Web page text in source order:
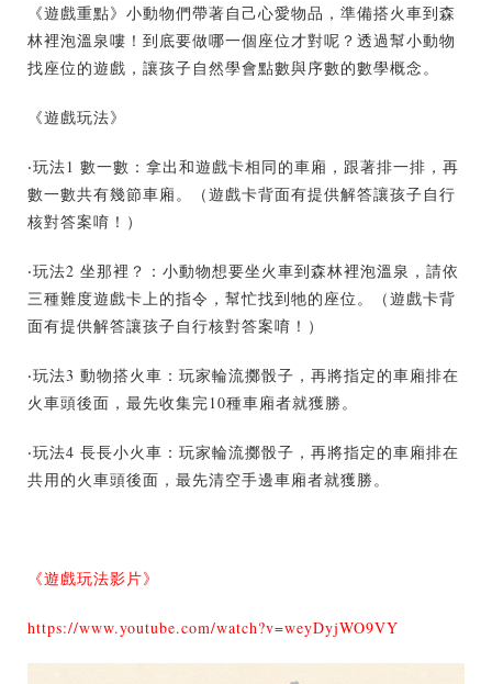
《遊戲重點》小動物們帶著自己心愛物品，準備搭火車到森
林裡泡溫泉嘍！到底要做哪一個座位才對呢？透過幫小動物
找座位的遊戲，讓孩子自然學會點數與序數的數學概念。
《遊戲玩法》
‧玩法1 數一數：拿出和遊戲卡相同的車廂，跟著排一排，再
數一數共有幾節車廂。（遊戲卡背面有提供解答讓孩子自行
核對答案唷！）
‧玩法2 坐那裡？：小動物想要坐火車到森林裡泡溫泉，請依
三種難度遊戲卡上的指令，幫忙找到牠的座位。（遊戲卡背
面有提供解答讓孩子自行核對答案唷！）
‧玩法3 動物搭火車：玩家輪流擲骰子，再將指定的車廂排在
火車頭後面，最先收集完10種車廂者就獲勝。
‧玩法4 長長小火車：玩家輪流擲骰子，再將指定的車廂排在
共用的火車頭後面，最先清空手邊車廂者就獲勝。
《遊戲玩法影片》
https://www.youtube.com/watch?v=weyDyjWO9VY